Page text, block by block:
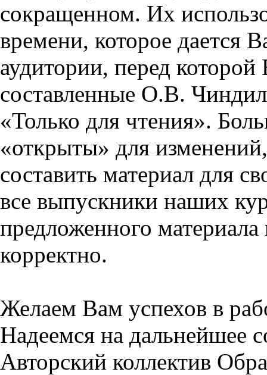
сокращенном. Их
времени, которое дается
аудитории, перед
составленные О.В.
«Только для чтения».
«открыты» для
составить материал для
все выпускники наших
предложенного
корректно.
Желаем Вам успехов в
Надеемся на дальнейшее
Авторский коллектив